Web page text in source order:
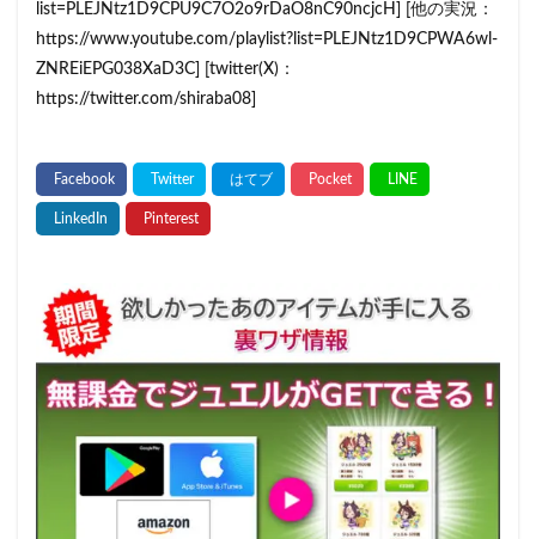
list=PLEJNtz1D9CPU9C7O2o9rDaO8nC90ncjcH] [他の実況：
https://www.youtube.com/playlist?list=PLEJNtz1D9CPWA6wl-
ZNREiEPG038XaD3C] [twitter(X)：
https://twitter.com/shiraba08]